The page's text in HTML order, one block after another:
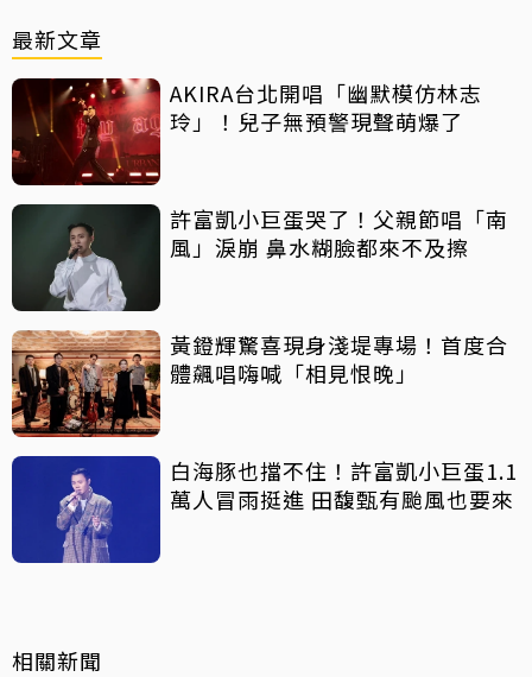
最新文章
AKIRA台北開唱「幽默模仿林志
玲」！兒子無預警現聲萌爆了
許富凱小巨蛋哭了！父親節唱「南
風」淚崩 鼻水糊臉都來不及擦
黃鐙輝驚喜現身淺堤專場！首度合
體飆唱嗨喊「相見恨晚」
白海豚也擋不住！許富凱小巨蛋1.1
萬人冒雨挺進 田馥甄有颱風也要來
相關新聞